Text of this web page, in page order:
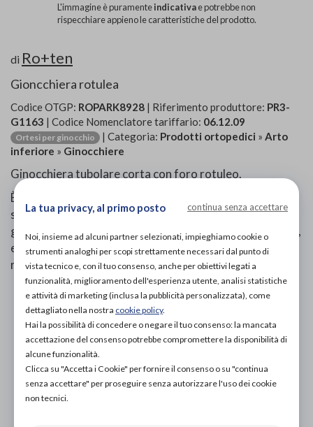
L'immagine è puramenteindicativae potrebbe non
rispecchiare appieno le caratteristiche del prodotto.
di Ro+ten
Gioncchiera rotulea
Codice OTGP: ROPARK8928 | Riferimento produttore: PR3-
G1163 | Codice Nomenclatore tariffario: 06.12.09
Ortesi per ginocchio | Categoria: Prodotti ortopedici » Arto
inferiore » Ginocchiere
Ginocchiera tubolare corta con foro rotuleo.
È un dispositivo medico efficace nel creare un'azione di
sostegno e compressione mirata all' articolazione del
ginocchio. Grazie alla struttura tubolare in tessuto AirX,
eccezionalmente traspirante, e al foro rotuleo con
rinforzo, è dotato di tenuta e comfort.
PROVA E ACQUISTA IN NEGOZIO
DA56,50€
PROVA E NOLEGGIA IN NEGOZIO
NON DISPONIBILE
ACQUISTA ONLINE
NON DISPONIBILE
La tua privacy, al primo posto continua senza accettare
Noi, insieme ad alcuni partner selezionati, impieghiamo cookie o
strumenti analoghi per scopi strettamente necessari dal punto di
vista tecnico e, con il tuo consenso, anche per obiettivi legati a
funzionalità, miglioramento dell'esperienza utente, analisi statistiche
e attività di marketing (inclusa la pubblicità personalizzata), come
dettagliato nella nostra cookie policy.
Hai la possibilità di concedere o negare il tuo consenso: la mancata
accettazione del consenso potrebbe compromettere la disponibilità di
alcune funzionalità.
Clicca su "Accetta i Cookie" per fornire il consenso o su "continua
senza accettare" per proseguire senza autorizzare l'uso dei cookie
non tecnici.